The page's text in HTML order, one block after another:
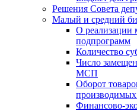
Решения Совета
Малый и средний
О реализации
подпрограмм
Количество
Число
МСП
Оборот
Финансово-